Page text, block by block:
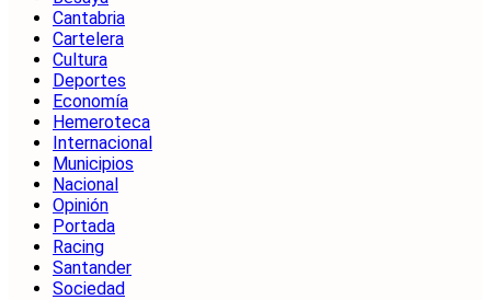
Cantabria
Cartelera
Cultura
Deportes
Economía
Hemeroteca
Internacional
Municipios
Nacional
Opinión
Portada
Racing
Santander
Sociedad